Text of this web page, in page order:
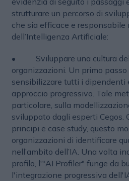
strutturare un percorso di
che sia efficace e responsabile
dell’Intelligenza Artificiale:
• Sviluppare una cultura
organizzazioni. Un primo
sensibilizzare tutti i dipendenti
approccio progressivo. Tale
particolare, sulla
sviluppato dagli esperti Cegos.
principi e case study, questo
organizzazioni di identificare
nell’ambito dell’IA. Una volta
profilo, l'"AI Profiler" funge da
l'integrazione progressiva